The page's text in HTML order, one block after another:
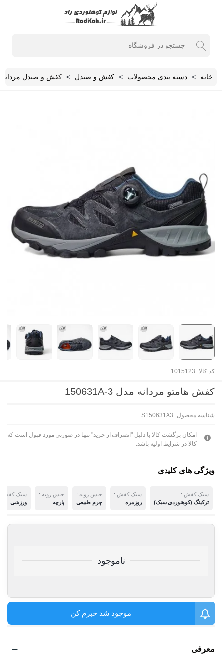
خانه > دسته بندی محصولات > کفش و صندل > کفش و صندل مردانه
کد کالا: 1015123
کفش هامتو مردانه مدل 150631A-3
شناسه محصول: S150631A3
امکان برگشت کالا با دلیل "انصراف از خرید" تنها در صورتی مورد قبول است که
کالا در شرایط اولیه باشد.
ویژگی های کلیدی
سبک کفش :
ترکینگ (کوهنوردی سبک)
سبک کفش :
روزمره
جنس رویه :
چرم طبیعی
جنس رویه :
پارچه
سبک کفش
ورزشی
ناموجود
موجود شد خبرم کن
معرفی